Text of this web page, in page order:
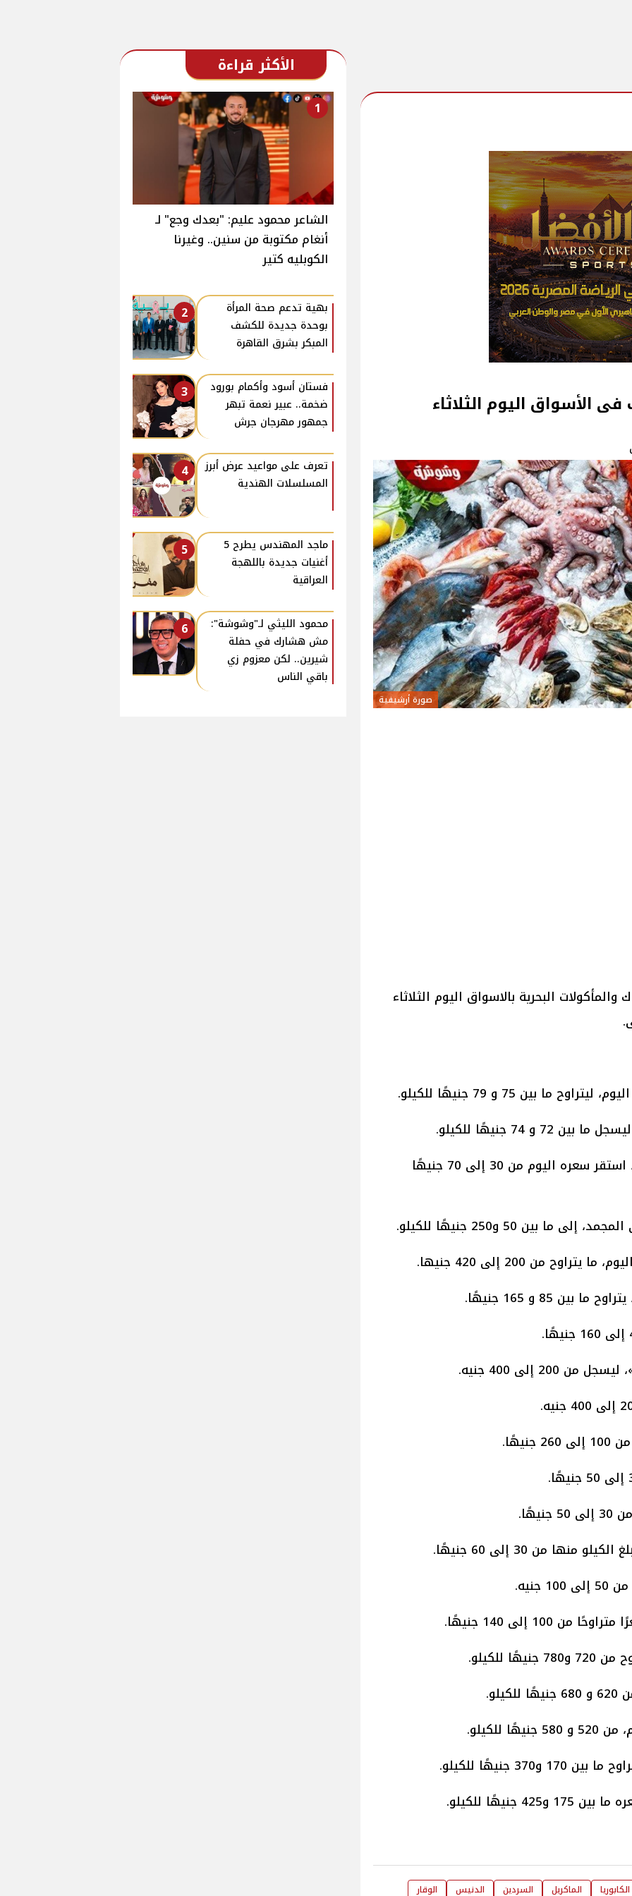
الأسواق اليوم الثلاثاء
صورة أرشيفية
البحرية بالاسواق اليوم الثلاثاء
بين 75 و 79 جنيهًا للكيلو.
74 جنيهًا للكيلو.
- أما عن السمك البلطي الأسواني، استقر سعره اليوم من 30 إلى 70 جنيهًا
50 و250 جنيهًا للكيلو.
من 200 إلى 420 جنيها.
85 و 165 جنيهًا.
إلى 400 جنيه.
من 30 إلى 60 جنيهًا.
إلى 140 جنيهًا.
للكيلو.
جنيهًا للكيلو.
للكيلو.
الكابوريا الماكريل السردين الدنيس الوقار
الأكثر قراءة
1
الشاعر محمود عليم: "بعدك وجع" لـ
أنغام مكتوبة من سنين.. وغيرنا
الكوبليه كتير
2
بهية تدعم صحة المرأة
بوحدة جديدة للكشف
المبكر بشرق القاهرة
3
فستان أسود وأكمام بورود
ضخمة.. عبير نعمة تبهر
جمهور مهرجان جرش
4
تعرف على مواعيد عرض أبرز
المسلسلات الهندية
5
ماجد المهندس يطرح 5
أغنيات جديدة باللهجة
العراقية
6
محمود الليثي لـ"وشوشة":
مش هشارك في حفلة
شيرين.. لكن معزوم زي
باقي الناس